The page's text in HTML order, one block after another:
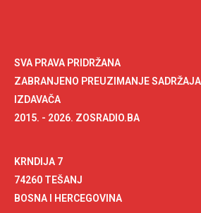
SVA PRAVA PRIDRŽANA
ZABRANJENO PREUZIMANJE
IZDAVAČA
2015. - 2026. ZOSRADIO.BA
KRNDIJA 7
74260 TEŠANJ
BOSNA I HERCEGOVINA